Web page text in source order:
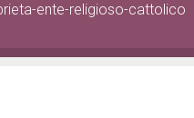
ente-religioso-cattolico